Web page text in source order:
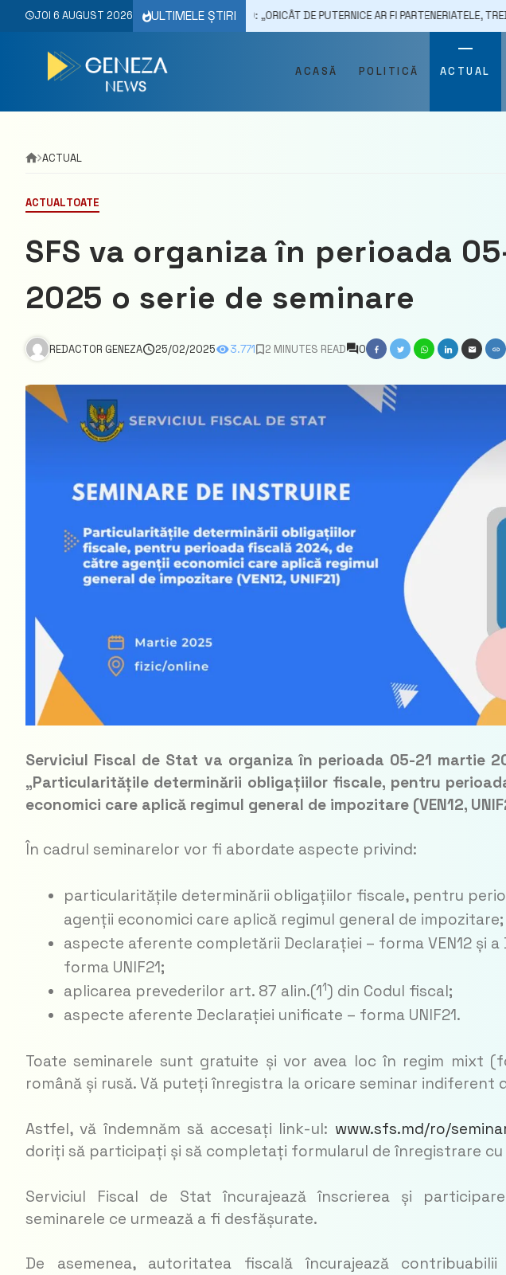
JOI 6 AUGUST 2026 ULTIMELE ȘTIRI
2025 OPINIE// ALEXANDR STOIANOGLO: „ORICÂT DE PUTERNICE AR FI PARTENERIATELE, TREBUIE SĂ
ACASĂ POLITICĂ ACTUAL
ACTUAL
ACTUALTOATE
SFS va organiza în perioada
2025 o serie de seminare
REDACTOR GENEZA 25/02/2025 3.771 2 MINUTES READ 0
Serviciul Fiscal de Stat va organiza în perioada 05-21 martie
„Particularitățile determinării obligațiilor fiscale, pentru
economici care aplică regimul general de impozitare (VEN12,
În cadrul seminarelor vor fi abordate aspecte privind:
particularitățile determinării obligațiilor fiscale, pentru
agenții economici care aplică regimul general de impozitare;
aspecte aferente completării Declarației – forma VEN12 și
forma UNIF21;
aplicarea prevederilor art. 87 alin.(11) din Codul fiscal;
aspecte aferente Declarației unificate – forma UNIF21.
Toate seminarele sunt gratuite și vor avea loc în regim mixt
română și rusă. Vă puteți înregistra la oricare seminar indiferent
Astfel, vă îndemnăm să accesați link-ul: www.sfs.md/ro/
doriți să participați și să completați formularul de înregistrare
Serviciul Fiscal de Stat încurajează înscrierea și
seminarele ce urmează a fi desfășurate.
De asemenea, autoritatea fiscală încurajează